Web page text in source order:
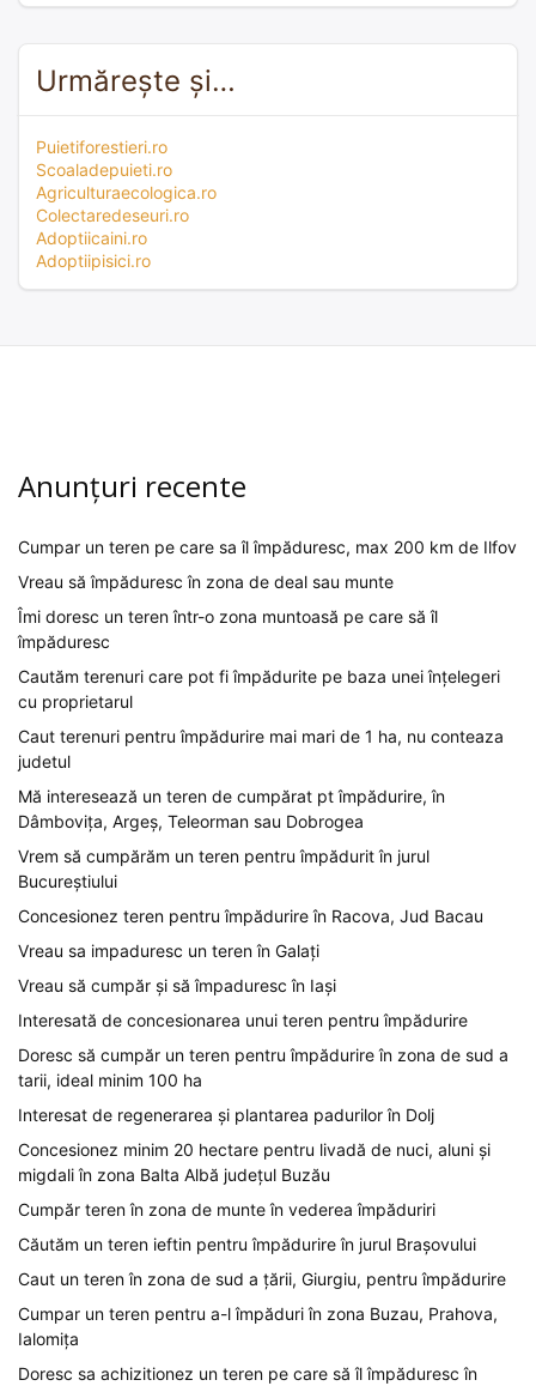
Urmărește și…
Puietiforestieri.ro
Scoaladepuieti.ro
Agriculturaecologica.ro
Colectaredeseuri.ro
Adoptiicaini.ro
Adoptiipisici.ro
Anunțuri recente
Cumpar un teren pe care sa îl împăduresc, max 200 km de Ilfov
Vreau să împăduresc în zona de deal sau munte
Îmi doresc un teren într-o zona muntoasă pe care să îl
împăduresc
Cautăm terenuri care pot fi împădurite pe baza unei înțelegeri
cu proprietarul
Caut terenuri pentru împădurire mai mari de 1 ha, nu conteaza
judetul
Mă interesează un teren de cumpărat pt împădurire, în
Dâmbovița, Argeș, Teleorman sau Dobrogea
Vrem să cumpărăm un teren pentru împădurit în jurul
Bucureștiului
Concesionez teren pentru împădurire în Racova, Jud Bacau
Vreau sa impaduresc un teren în Galați
Vreau să cumpăr și să împaduresc în Iași
Interesată de concesionarea unui teren pentru împădurire
Doresc să cumpăr un teren pentru împădurire în zona de sud a
tarii, ideal minim 100 ha
Interesat de regenerarea și plantarea padurilor în Dolj
Concesionez minim 20 hectare pentru livadă de nuci, aluni și
migdali în zona Balta Albă județul Buzău
Cumpăr teren în zona de munte în vederea împăduriri
Căutăm un teren ieftin pentru împădurire în jurul Brașovului
Caut un teren în zona de sud a țării, Giurgiu, pentru împădurire
Cumpar un teren pentru a-l împăduri în zona Buzau, Prahova,
Ialomița
Doresc sa achizitionez un teren pe care să îl împăduresc în